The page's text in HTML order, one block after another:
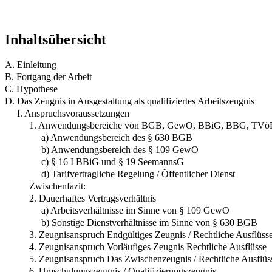
Inhaltsübersicht
A. Einleitung
B. Fortgang der Arbeit
C. Hypothese
D. Das Zeugnis in Ausgestaltung als qualifiziertes Arbeitszeugnis
I. Anspruchsvoraussetzungen
1. Anwendungsbereiche von BGB, GewO, BBiG, BBG,
a) Anwendungsbereich des § 630 BGB
b) Anwendungsbereich des § 109 GewO
c) § 16 I BBiG und § 19 SeemannsG
d) Tarifvertragliche Regelung / Öffentlicher Dienst
Zwischenfazit:
2. Dauerhaftes Vertragsverhältnis
a) Arbeitsverhältnisse im Sinne von § 109 GewO
b) Sonstige Dienstverhältnisse im Sinne von § 630 BGB
3. Zeugnisanspruch Endgültiges Zeugnis / Rechtliche
4. Zeugnisanspruch Vorläufiges Zeugnis Rechtliche Ausflüsse
5. Zeugnisanspruch Das Zwischenzeugnis / Rechtliche